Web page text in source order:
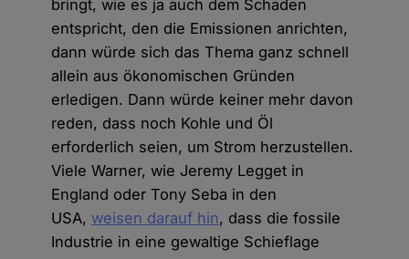
bringt, wie es ja auch dem Schaden
entspricht, den die Emissionen anrichten,
dann würde sich das Thema ganz schnell
allein aus ökonomischen Gründen
erledigen. Dann würde keiner mehr davon
reden, dass noch Kohle und Öl
erforderlich seien, um Strom herzustellen.
Viele Warner, wie Jeremy Legget in
England oder Tony Seba in den
USA, weisen darauf hin, dass die fossile
Industrie in eine gewaltige Schieflage